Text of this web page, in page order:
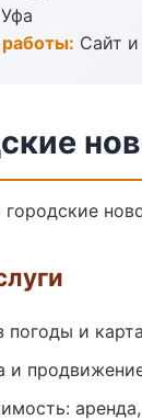
Уфа
Сайт
городские
погоды и
и